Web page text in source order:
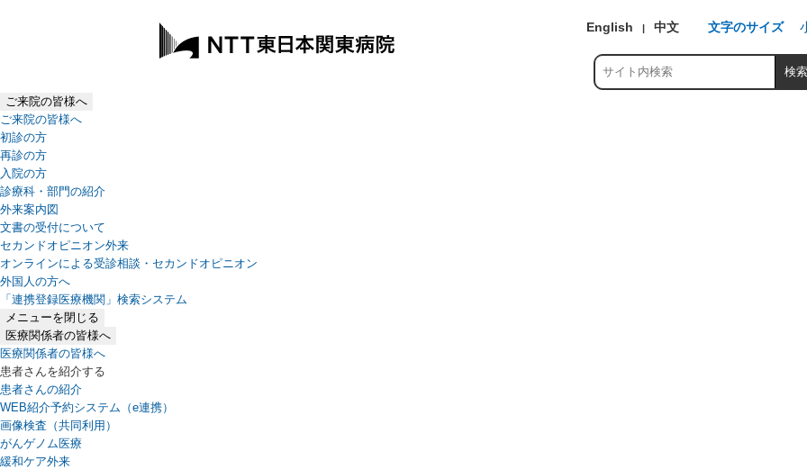
English 中文 文字のサイズ
ご来院の皆様へ
ご来院の皆様へ
初診の方
再診の方
入院の方
診療科・部門の紹介
外来案内図
文書の受付について
セカンドオピニオン外来
オンラインによる受診相談・セカンドオピニオン
外国人の方へ
「連携登録医療機関」検索システム
（新しいタブで開きます）
メニューを閉じる
医療関係者の皆様へ
医療関係者の皆様へ
患者さんを紹介する
患者さんの紹介
WEB紹介予約システム（e連携）
（新しいタブで開きます）
画像検査（共同利用）
がんゲノム医療
緩和ケア外来